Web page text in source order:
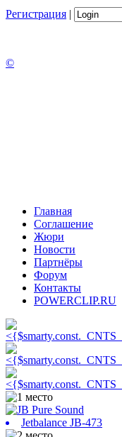
Регистрация |
©
Главная
Соглашение
Жюри
Новости
Партнёры
Форум
Контакты
POWERCLIP.RU
Jetbalance JB-473